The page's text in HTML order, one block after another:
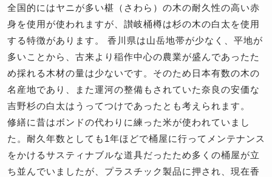
全国的にはヤニが多い椹（さわら）の木の耐久性の高い赤
身を使用が使われますが、讃岐桶樽は杉の木の白太を使用
する特徴があります。 香川県は山岳地帯が少なく、平地が
多いことから、古来より稲作中心の農業が盛んであったた
め採れる木材の量は少ないです。そのため日本有数の木の
名産地であり、また運河の整備もされていた奈良の安価な
吉野杉の白太はうってつけであったとも考えられます。
修繕に昔はボンドの代わりに練った米が使われていまし
た。耐久年数としても1年ほどで桶屋に行ってメンテナンス
をかけるサスティナブルな道具だったため多くの桶屋が立
ち並んでいましたが、プラスチック製品に押され、現在香